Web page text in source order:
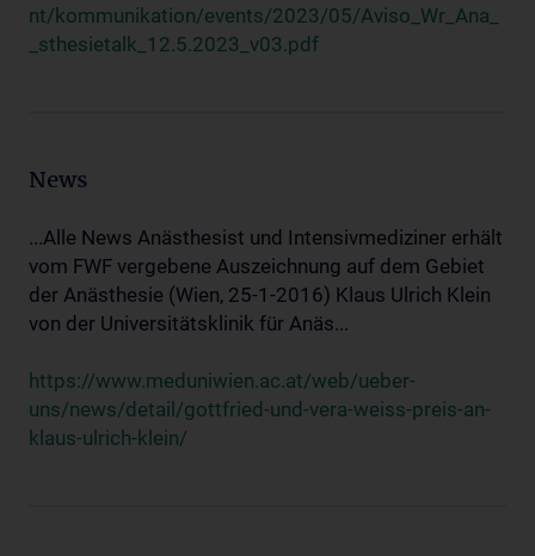
nt/kommunikation/events/2023/05/Aviso_Wr_Ana_
_sthesietalk_12.5.2023_v03.pdf
News
...Alle News Anästhesist und Intensivmediziner erhält
vom FWF vergebene Auszeichnung auf dem Gebiet
der Anästhesie (Wien, 25-1-2016) Klaus Ulrich Klein
von der Universitätsklinik für Anäs...
https://www.meduniwien.ac.at/web/ueber-
uns/news/detail/gottfried-und-vera-weiss-preis-an-
klaus-ulrich-klein/